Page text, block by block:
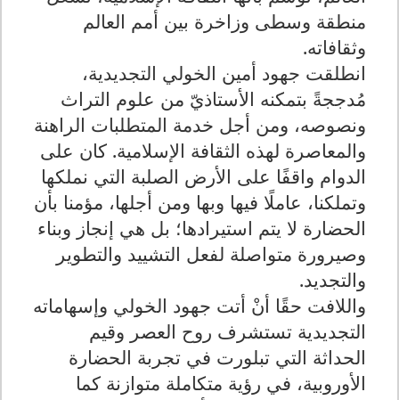
منطقة وسطى وزاخرة بين أمم العالم
وثقافاته.
انطلقت جهود أمين الخولي التجديدية،
مُدججةً بتمكنه الأستاذيّ من علوم التراث
ونصوصه، ومن أجل خدمة المتطلبات الراهنة
والمعاصرة لهذه الثقافة الإسلامية. كان على
الدوام واقفًا على الأرض الصلبة التي نملكها
وتملكنا، عاملًا فيها وبها ومن أجلها، مؤمنا بأن
الحضارة لا يتم استيرادها؛ بل هي إنجاز وبناء
وصيرورة متواصلة لفعل التشييد والتطوير
والتجديد.
واللافت حقًا أنْ أتت جهود الخولي وإسهاماته
التجديدية تستشرف روح العصر وقيم
الحداثة التي تبلورت في تجربة الحضارة
الأوروبية، في رؤية متكاملة متوازنة كما